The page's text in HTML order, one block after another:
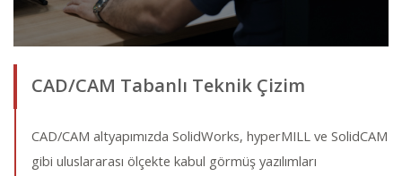
CAD/CAM Tabanlı Teknik Çizim
CAD/CAM altyapımızda SolidWorks, hyperMILL ve SolidCAM
gibi uluslararası ölçekte kabul görmüş yazılımları